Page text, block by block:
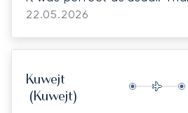
22.05.2026
Kuwejt
(Kuwejt)